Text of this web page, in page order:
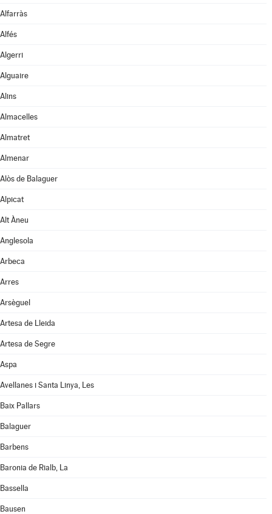
Alfarràs
Alfés
Algerri
Alguaire
Alins
Almacelles
Almatret
Almenar
Alòs de Balaguer
Alpicat
Alt Àneu
Anglesola
Arbeca
Arres
Arsèguel
Artesa de Lleida
Artesa de Segre
Aspa
Avellanes i Santa Linya, Les
Baix Pallars
Balaguer
Barbens
Baronia de Rialb, La
Bassella
Bausen